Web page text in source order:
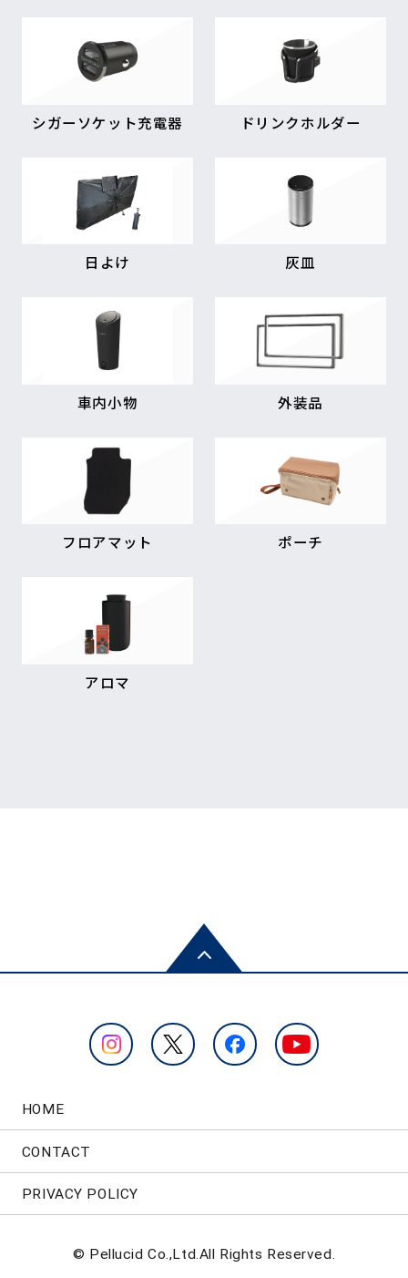
シガーソケット充電器 ドリンクホルダー
日よけ 灰皿
車内小物 外装品
フロアマット ポーチ
アロマ
HOME
CONTACT
PRIVACY POLICY
© Pellucid Co.,Ltd.All Rights Reserved.